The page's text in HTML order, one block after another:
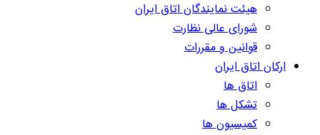
هیئت نمایندگان اتاق ایران
شورای عالی نظارت
قوانین و مقررات
ارکان اتاق ایران
اتاق ها
تشکل ها
کمیسیون ها